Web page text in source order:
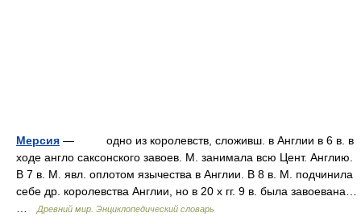
Мерсия — одно из королевств, сложивш. в Англии в 6 в. в
ходе англо саксонского завоев. М. занимала всю Цент. Англию.
В 7 в. М. явл. оплотом язычества в Англии. В 8 в. М. подчинила
себе др. королевства Англии, но в 20 х гг. 9 в. была завоевана…
Древний мир. Энциклопедический словарь